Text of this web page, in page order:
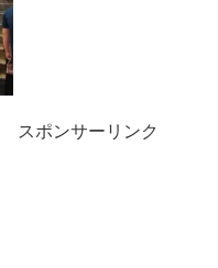
スポンサーリンク